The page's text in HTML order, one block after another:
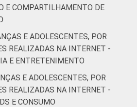
anos
anos
74 26
Até 1 SM 53
Mais de 1
SM até 2 SM
61 39
E COMPARTILHAMENTO DE
E ADOLESCENTES, POR
REALIZADAS NA INTERNET -
E ENTRETENIMENTO
E ADOLESCENTES, POR
REALIZADAS NA INTERNET -
E CONSUMO